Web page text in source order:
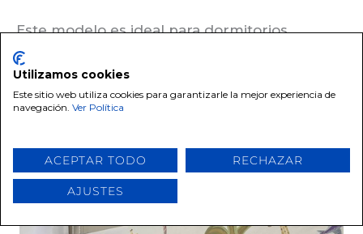
Este modelo es ideal para dormitorios
infantiles, los colores son muy vivos.
Utilizamos cookies
Este sitio web utiliza cookies para garantizarle la mejor experiencia de
navegación. Ver Política
ACEPTAR TODO RECHAZAR
AJUSTES